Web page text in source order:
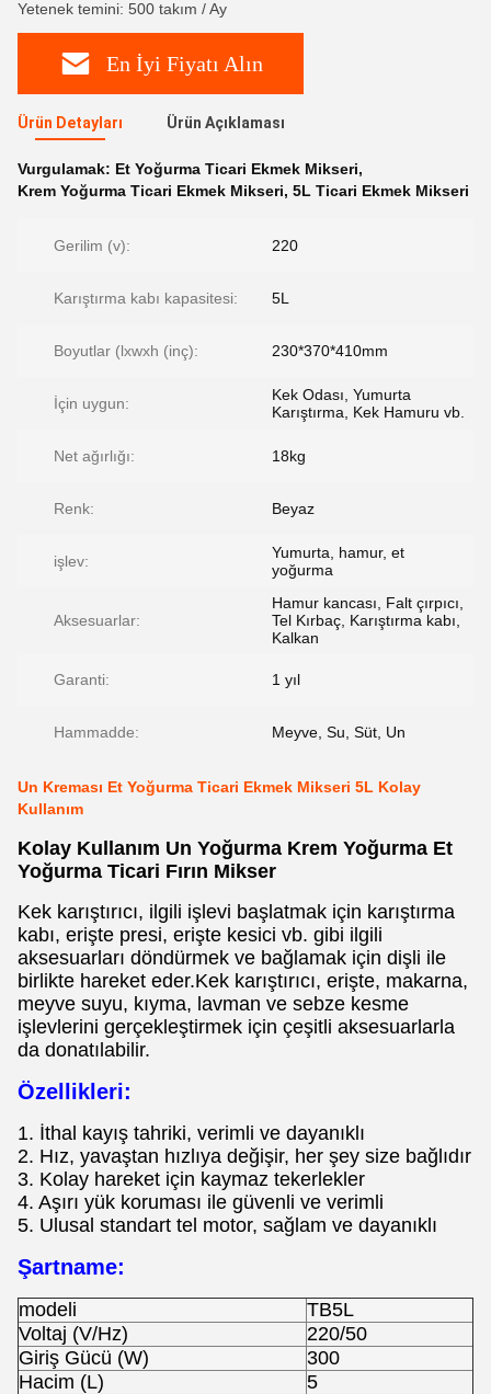
Yetenek temini: 500 takım / Ay
En İyi Fiyatı Alın
Ürün Detayları Ürün Açıklaması
Vurgulamak: Et Yoğurma Ticari Ekmek Mikseri,
Krem Yoğurma Ticari Ekmek Mikseri, 5L Ticari Ekmek Mikseri
Gerilim (v): 220
Karıştırma kabı kapasitesi: 5L
Boyutlar (lxwxh (inç): 230*370*410mm
İçin uygun:
Kek Odası, Yumurta
Karıştırma, Kek Hamuru vb.
Net ağırlığı: 18kg
Renk: Beyaz
işlev:
Yumurta, hamur, et
yoğurma
Aksesuarlar:
Hamur kancası, Falt çırpıcı,
Tel Kırbaç, Karıştırma kabı,
Kalkan
Garanti: 1 yıl
Hammadde: Meyve, Su, Süt, Un
Un Kreması Et Yoğurma Ticari Ekmek Mikseri 5L Kolay
Kullanım
Kolay Kullanım Un Yoğurma Krem Yoğurma Et
Yoğurma Ticari Fırın Mikser
Kek karıştırıcı, ilgili işlevi başlatmak için karıştırma
kabı, erişte presi, erişte kesici vb. gibi ilgili
aksesuarları döndürmek ve bağlamak için dişli ile
birlikte hareket eder.Kek karıştırıcı, erişte, makarna,
meyve suyu, kıyma, lavman ve sebze kesme
işlevlerini gerçekleştirmek için çeşitli aksesuarlarla
da donatılabilir.
Özellikleri:
1. İthal kayış tahriki, verimli ve dayanıklı
2. Hız, yavaştan hızlıya değişir, her şey size bağlıdır
3. Kolay hareket için kaymaz tekerlekler
4. Aşırı yük koruması ile güvenli ve verimli
5. Ulusal standart tel motor, sağlam ve dayanıklı
Şartname:
modeli
TB5L
Voltaj (V/Hz)
220/50
Giriş Gücü (W)
300
Hacim (L)
5